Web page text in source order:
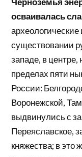
осваивалась
существовании
западе, в центре,
пределах пяти
России:
Воронежской,
выдвинулись с
Переяславское,
княжества; в это